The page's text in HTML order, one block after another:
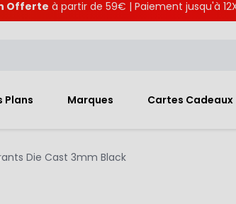
Offerte à partir de 59€ | Paiement jusqu'à
Plans Marques Cartes Cadeaux
Die Cast 3mm Black